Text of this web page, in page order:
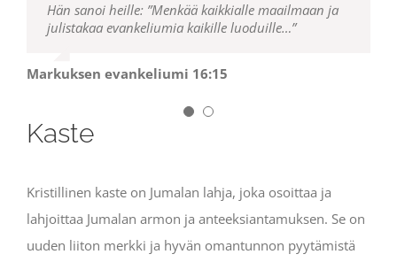
Hän sanoi heille: ”Menkää kaikkialle maailmaan ja
julistakaa evankeliumia kaikille luoduille…”
Markuksen evankeliumi 16:15
Jeesus tuli heidän luokseen ja sanoi heille:”Minulle
on annettu kaikki valta taivaassa ja maan
Pojan ja Pyhän Hengen nimeen
pitää. Ja katso, minä olen teidän kanssanne joka
päivä maailmanajan loppuun saakka.”
Kaste
Kristillinen kaste on Jumalan lahja, joka osoittaa ja
lahjoittaa Jumalan armon ja anteeksiantamuksen. Se on
uuden liiton merkki ja hyvän omantunnon pyytämistä